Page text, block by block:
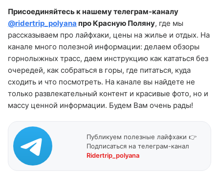
Присоединяйтесь к нашему телеграм-каналу
@ridertrip_polyana про Красную Поляну, где мы
рассказываем про лайфхаки, цены на жилье и отдых. На
канале много полезной информации: делаем обзоры
горнолыжных трасс, даем инструкцию как кататься без
очередей, как собраться в горы, где питаться, куда
сходить и что посмотреть. На канале вы найдете не
только развлекательный контент и красивые фото, но и
массу ценной информации. Будем Вам очень рады!
Публикуем полезные лайфхаки 👉
Подписаться на телеграм-канал
Ridertrip_polyana